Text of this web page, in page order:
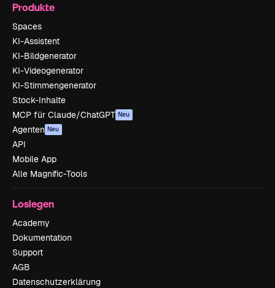
Produkte
Spaces
KI-Assistent
KI-Bildgenerator
KI-Videogenerator
KI-Stimmengenerator
Stock-Inhalte
MCP für Claude/ChatGPT Neu
Agenten Neu
API
Mobile App
Alle Magnific-Tools
Loslegen
Academy
Dokumentation
Support
AGB
Datenschutzerklärung